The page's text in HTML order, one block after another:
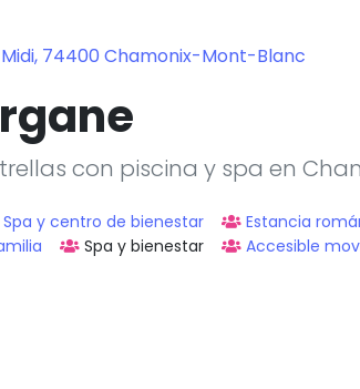
Midi, 74400 Chamonix-Mont-Blanc
con piscina y spa en
Spa y centro de bienestar
Estancia
Spa y bienestar
Accesible